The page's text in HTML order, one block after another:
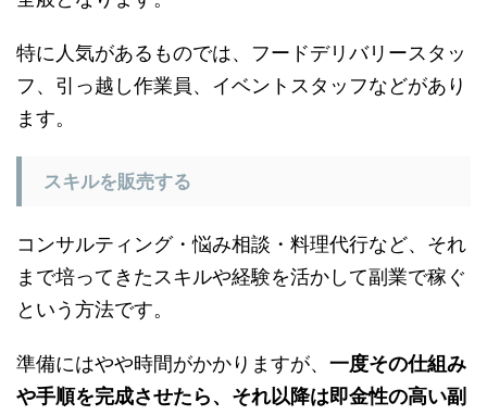
特に人気があるものでは、フードデリバリースタッ
フ、引っ越し作業員、イベントスタッフなどがあり
ます。
スキルを販売する
コンサルティング・悩み相談・料理代行など、それ
まで培ってきたスキルや経験を活かして副業で稼ぐ
という方法です。
準備にはやや時間がかかりますが、 一度その仕組み
や手順を完成させたら、それ以降は即金性の高い副